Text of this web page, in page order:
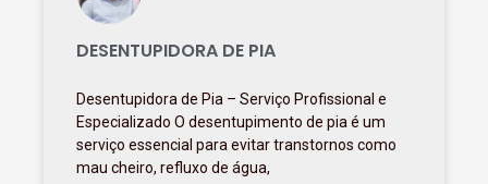
DESENTUPIDORA DE PIA
Desentupidora de Pia – Serviço Profissional e
Especializado O desentupimento de pia é um
serviço essencial para evitar transtornos como
mau cheiro, refluxo de água,